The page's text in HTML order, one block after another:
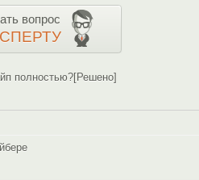
вопрос
полностью?[Решено]